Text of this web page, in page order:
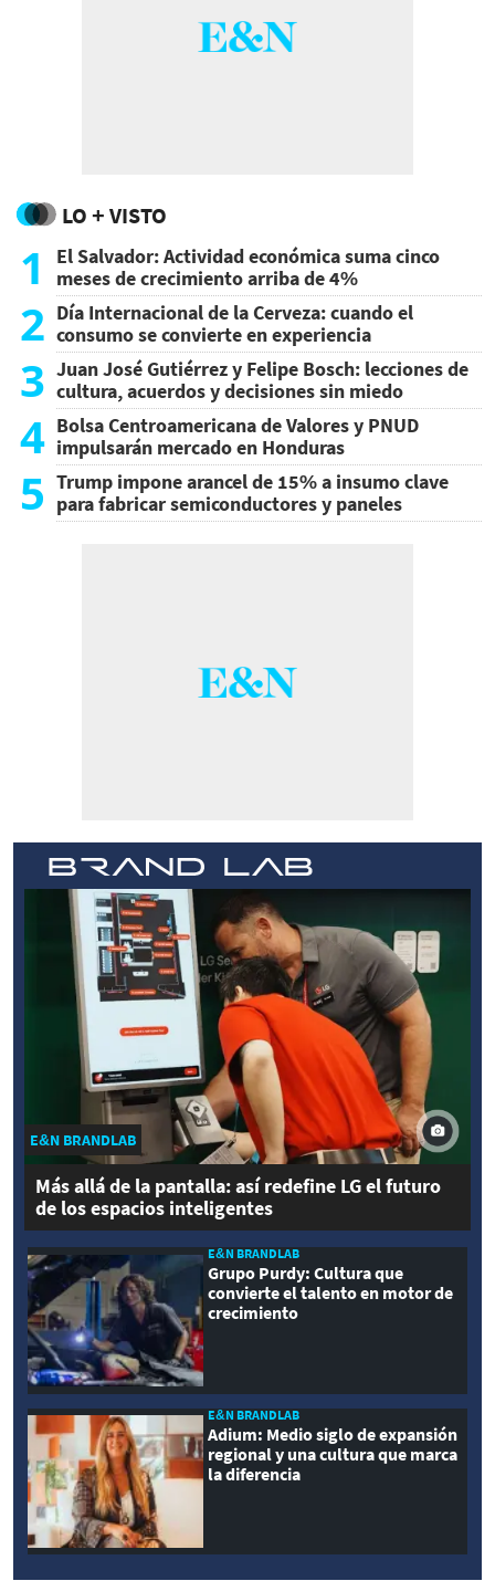
LO + VISTO
1
El Salvador: Actividad económica suma cinco
meses de crecimiento arriba de 4%
2 Día Internacional de la Cerveza: cuando el
consumo se convierte en experiencia
3 Juan José Gutiérrez y Felipe Bosch: lecciones de
cultura, acuerdos y decisiones sin miedo
4 Bolsa Centroamericana de Valores y PNUD
impulsarán mercado en Honduras
5 Trump impone arancel de 15% a insumo clave
para fabricar semiconductores y paneles
E&N BRANDLAB
Más allá de la pantalla: así redefine LG el futuro
de los espacios inteligentes
E&N BRANDLAB
Grupo Purdy: Cultura que
convierte el talento en motor de
crecimiento
E&N BRANDLAB
Adium: Medio siglo de expansión
regional y una cultura que marca
la diferencia